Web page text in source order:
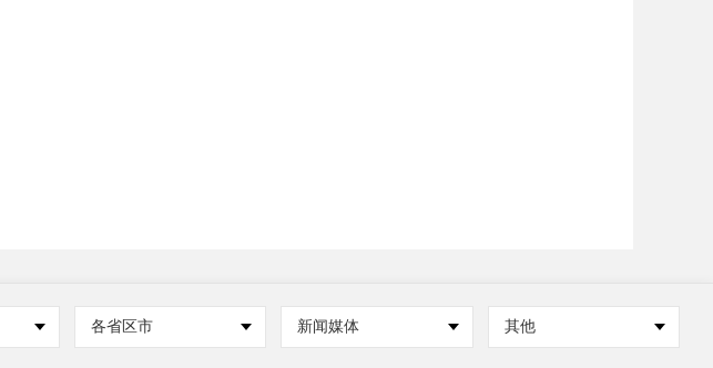
各省区市 新闻媒体 其他